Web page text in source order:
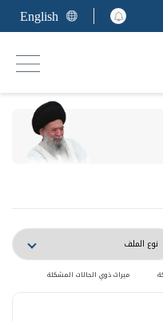
English
ميراث ذوي الحالات المشكلة